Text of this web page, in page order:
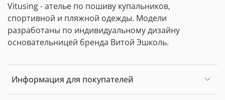
Vitusing - ателье по пошиву купальников,
спортивной и пляжной одежды. Модели
разработаны по индивидуальному дизайну
основательницей бренда Витой Эшколь.
Информация для покупателей